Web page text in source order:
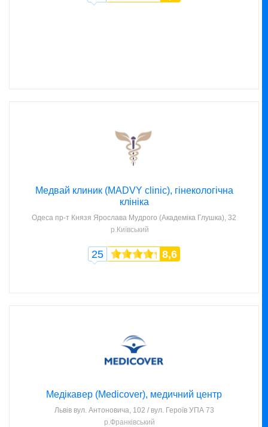
Медвай клиник (MADVY clinic), гінекологічна
клініка
Одеса пр-т Князя Ярослава Мудрого (Академіка Глушка), 32
р.Київський
25 8,6
Медікавер (Medicover), медичний центр
Львів вул. Антоновича, 102 / вул. Героїв УПА 73
р.Франківський